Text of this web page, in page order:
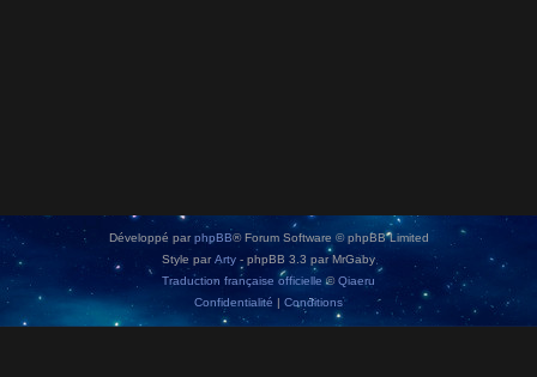
Développé par phpBB® Forum Software © phpBB Limited
Style parArty - phpBB 3.3 par MrGaby
Traduction française officielle ©Qiaeru
Confidentialité | Conditions